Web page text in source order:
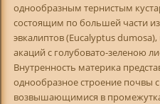
однообразным тернистым
состоящим по большей части
эвкалиптов (Eucalyptus
акаций с голубовато-зеленою
Внутренность материка
однообразное строение почвы с
возвышающимися в